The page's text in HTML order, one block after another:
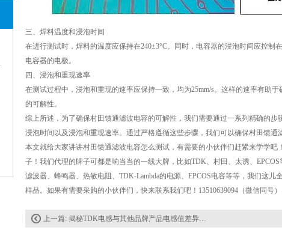
三、焊料温度和浸泡时间
在进行测试时，焊料的温度应保持在240±3°C。同时，电容器的浸泡时间应控制
电容器的电极。
四、浸泡和重现速率
在测试过程中，浸泡和重现的速率应保持一致，均为25mm/s。这样的速率有助
的可解性。
综上所述，为了确保村田馈通滤波电容的可解性，我们需要通过一系列精确的
浸泡时间以及浸泡和重现速率。通过严格遵循这些步骤，我们可以确保村田馈通
本文就给大家讲讲村田馈通滤波电容怎么测试，有需要的小伙伴们赶紧来学学
子！我们代理的牌子可都是响当当的一线大牌，比如TDK、村田、太诱、
滤波器、蜂鸣器、热敏电阻、TDK-Lambda的电源、EPCOS电容等等，我们这
样品。如果有需要采购的小伙伴们，快来联系我们吧！13510639094（微信同号
上一篇: 揭秘TDK电感与其他品牌产品电感值差异的原因